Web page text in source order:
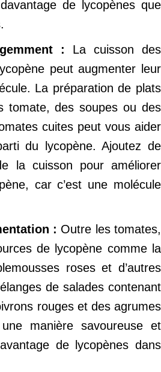
de lycopènes que
: La cuisson des
peut augmenter leur
La préparation de plats
tomate, des soupes ou des
cuites peut vous aider
du lycopène. Ajoutez de
la cuisson pour améliorer
car c’est une molécule
: Outre les tomates,
de lycopène comme la
roses et d’autres
de salades contenant
rouges et des agrumes
manière savoureuse et
de lycopènes dans